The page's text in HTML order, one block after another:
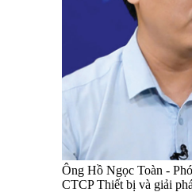
Ông Hồ Ngọc Toàn -
CTCP Thiết bị và giải